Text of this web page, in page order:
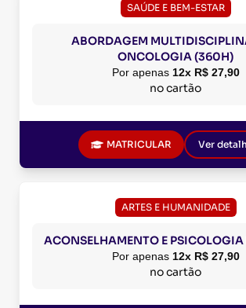
SAÚDE E BEM-ESTAR
ABORDAGEM
ONCOLOGIA (360H)
Por apenas 12x R$ 27,90
no cartão
MATRICULAR Ver
ARTES E HUMANIDADE
ACONSELHAMENTO E PSICOLOGIA
Por apenas 12x R$ 27,90
no cartão